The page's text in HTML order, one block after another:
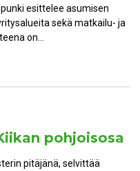
esittelee asumisen
sekä matkailu- ja
on…
pohjoisosa
pitäjänä, selvittää